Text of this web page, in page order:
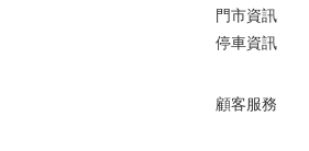
門市資訊
停車資訊
顧客服務